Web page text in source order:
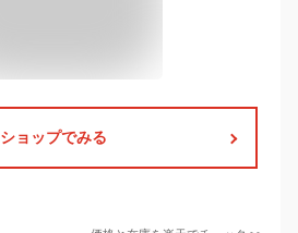
ショップでみる